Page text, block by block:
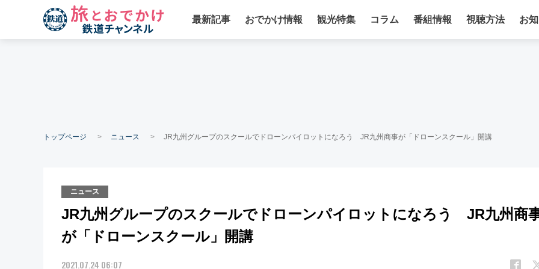
最新記事 おでかけ情報 観光特集 コラム 番組情報 視聴方法 お
トップページ ニュース JR九州グループのスクールでドローンパイロットになろう JR九州商事が「ドローンスクール」開講
ニュース
JR九州グループのスクールでドローンパイロットになろう JR九州商
が「ドローンスクール」開講
2021.07.24 06:07